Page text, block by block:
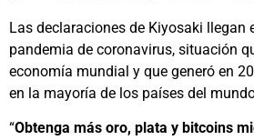
Las declaraciones de Kiyosaki llegan
pandemia de coronavirus, situación
economía mundial y que generó en
en la mayoría de los países del
“Obtenga más oro, plata y bitcoins